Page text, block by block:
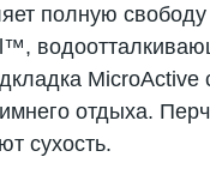
полную
MicroActive
отдыха.
сухость.